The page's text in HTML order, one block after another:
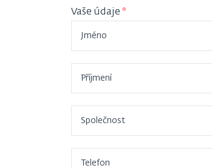
Vaše údaje
Jméno
Příjmení
Společnost
Telefon